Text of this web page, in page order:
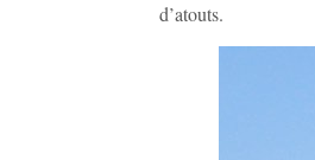
d’atouts.